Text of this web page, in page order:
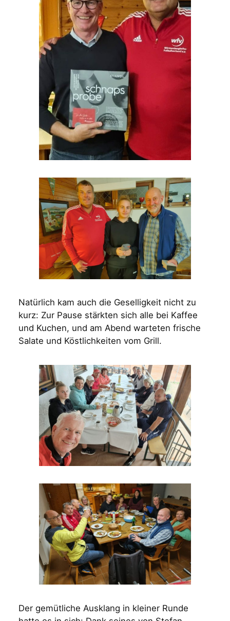
Natürlich kam auch die Geselligkeit nicht zu
kurz: Zur Pause stärkten sich alle bei Kaffee
und Kuchen, und am Abend warteten frische
Salate und Köstlichkeiten vom Grill.
Der gemütliche Ausklang in kleiner Runde